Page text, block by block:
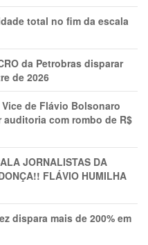
total no fim da escala
da Petrobras disparar
de 2026
Vice de Flávio Bolsonaro
com rombo de R$
JORNALISTAS DA
FLÁVIO HUMILHA
dispara mais de 200% em